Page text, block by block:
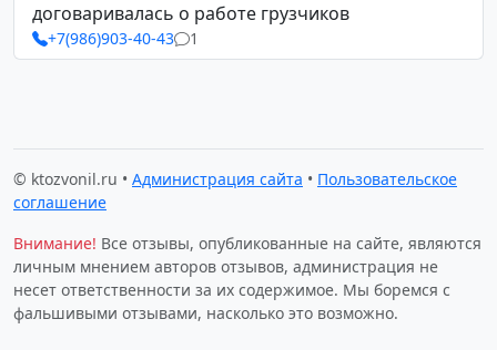
договаривалась о работе грузчиков
+7(986)903-40-43 1
© ktozvonil.ru • Администрация сайта • Пользовательское
соглашение
Внимание! Все отзывы, опубликованные на сайте, являются
личным мнением авторов отзывов, администрация не
несет ответственности за их содержимое. Мы боремся с
фальшивыми отзывами, насколько это возможно.